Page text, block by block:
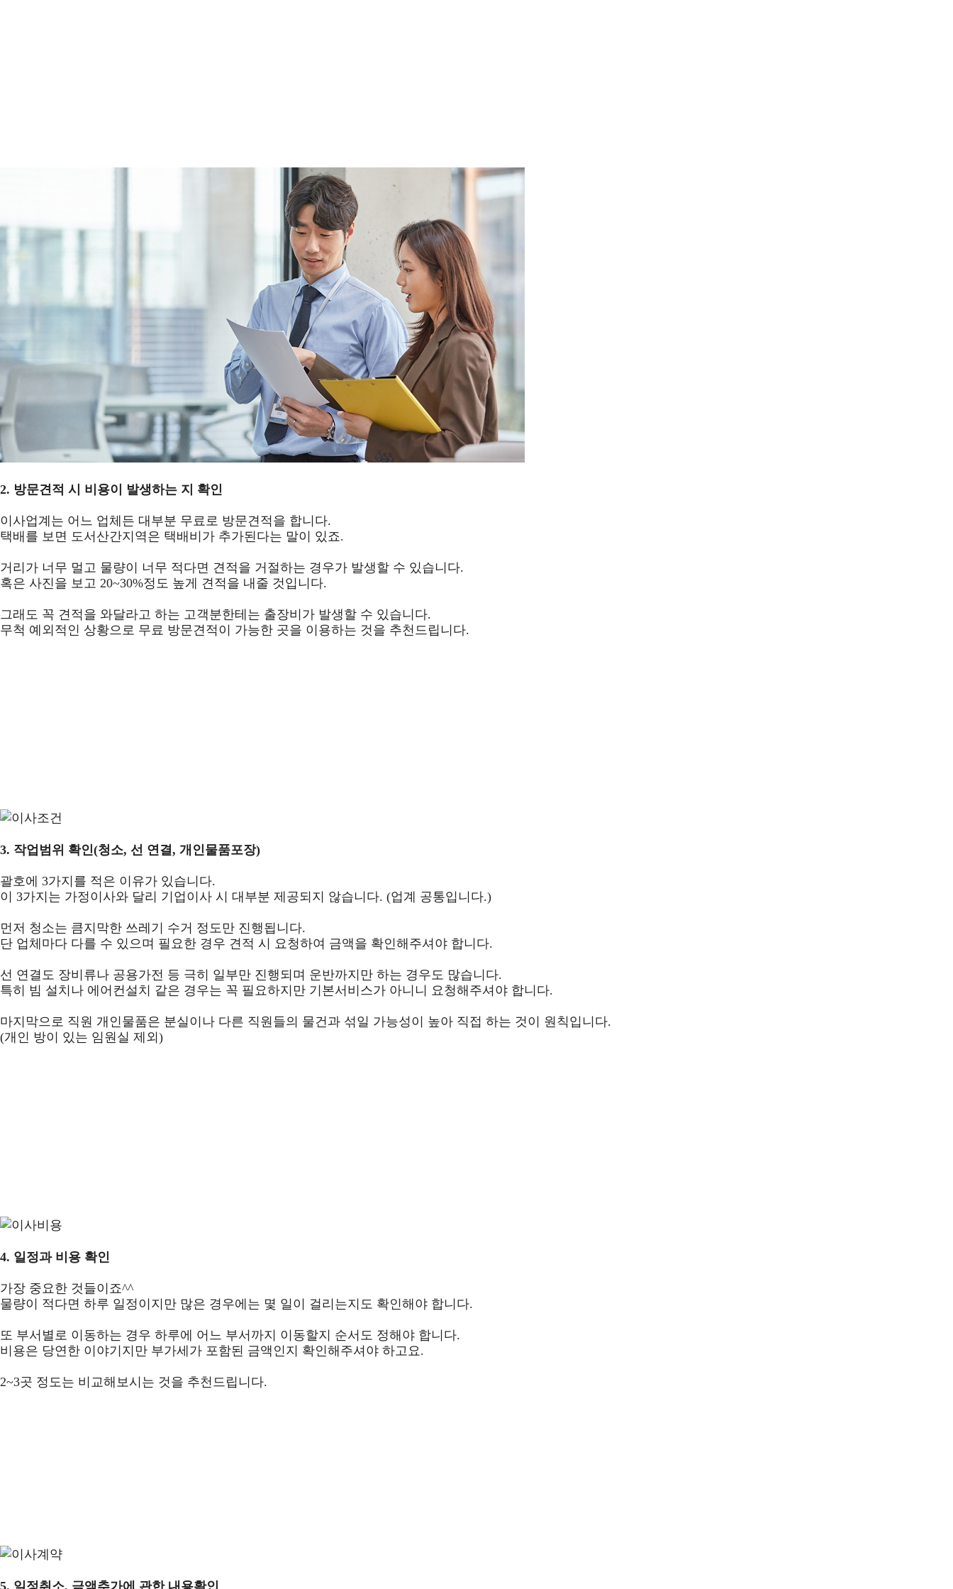
2. 방문견적 시 비용이 발생하는 지 확인
이사업계는 어느 업체든 대부분 무료로 방문견적을 합니다.
택배를 보면 도서산간지역은 택배비가 추가된다는 말이 있죠.
거리가 너무 멀고 물량이 너무 적다면 견적을 거절하는 경우가 발생할 수 있습니다.
혹은 사진을 보고 20~30%정도 높게 견적을 내줄 것입니다.
그래도 꼭 견적을 와달라고 하는 고객분한테는 출장비가 발생할 수 있습니다.
무척 예외적인 상황으로 무료 방문견적이 가능한 곳을 이용하는 것을 추천드립니다.
3. 작업범위 확인(청소, 선 연결, 개인물품포장)
괄호에 3가지를 적은 이유가 있습니다.
이 3가지는 가정이사와 달리 기업이사 시 대부분 제공되지 않습니다. (업계 공통입니다.)
먼저 청소는 큼지막한 쓰레기 수거 정도만 진행됩니다.
단 업체마다 다를 수 있으며 필요한 경우 견적 시 요청하여 금액을 확인해주셔야 합니다.
선 연결도 장비류나 공용가전 등 극히 일부만 진행되며 운반까지만 하는 경우도 많습니다.
특히 빔 설치나 에어컨설치 같은 경우는 꼭 필요하지만 기본서비스가 아니니 요청해주셔야 합니다.
마지막으로 직원 개인물품은 분실이나 다른 직원들의 물건과 섞일 가능성이 높아 직접 하는 것이 원칙입니다.
(개인 방이 있는 임원실 제외)
4. 일정과 비용 확인
가장 중요한 것들이죠^^
물량이 적다면 하루 일정이지만 많은 경우에는 몇 일이 걸리는지도 확인해야 합니다.
또 부서별로 이동하는 경우 하루에 어느 부서까지 이동할지 순서도 정해야 합니다.
비용은 당연한 이야기지만 부가세가 포함된 금액인지 확인해주셔야 하고요.
2~3곳 정도는 비교해보시는 것을 추천드립니다.
5. 일정취소, 금액추가에 관한 내용확인